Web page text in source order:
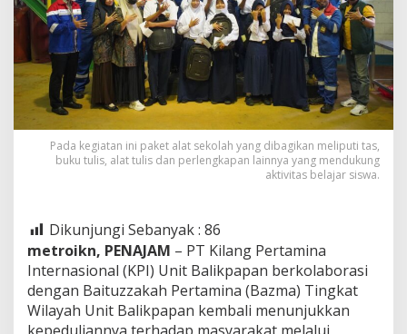
Pada kegiatan ini paket alat sekolah yang dibagikan meliputi tas,
buku tulis, alat tulis dan perlengkapan lainnya yang mendukung
aktivitas belajar siswa.
Dikunjungi Sebanyak : 86
metroikn, PENAJAM – PT Kilang Pertamina
Internasional (KPI) Unit Balikpapan berkolaborasi
dengan Baituzzakah Pertamina (Bazma) Tingkat
Wilayah Unit Balikpapan kembali menunjukkan